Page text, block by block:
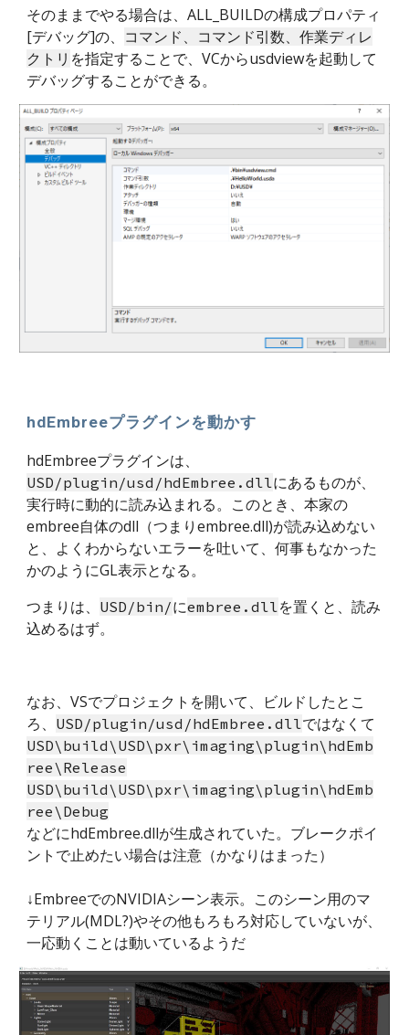
そのままでやる場合は、ALL_BUILDの構成プロパティ
[デバッグ]の、
コマンド、コマンド引数、作業ディレ
クトリ を指定することで、VCからusdviewを起動して
デバッグすることができる。
hdEmbreeプラグインを動かす
hdEmbreeプラグインは、
USD/plugin/usd/hdEmbree.dllにあるものが、
実行時に動的に読み込まれる。このとき、本家の
embree自体のdll（つまりembree.dll)が読み込めない
と、よくわからないエラーを吐いて、何事もなかった
かのようにGL表示となる。
つまりは、 USD/bin/にembree.dllを置くと、読み
込めるはず。
なお、VSでプロジェクトを開いて、ビルドしたとこ
ろ、 USD/plugin/usd/hdEmbree.dllではなくて
USD\build\USD\pxr\imaging\plugin\hdEmb
ree\Release
USD\build\USD\pxr\imaging\plugin\hdEmb
ree\Debug
などにhdEmbree.dllが生成されていた。ブレークポイ
ントで止めたい場合は注意（かなりはまった）
↓EmbreeでのNVIDIAシーン表示。このシーン用のマ
テリアル(MDL?)やその他もろもろ対応していないが、
一応動くことは動いているようだ